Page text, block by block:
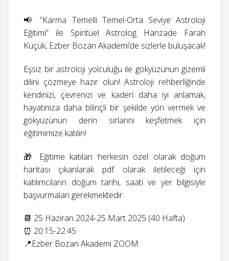
📢 “Karma Temelli Temel-Orta Seviye Astroloji
Eğitimi” ile Spiritüel Astrolog Hanzade Farah
Küçük, Ezber Bozan Akademi’de sizlerle buluşacak!
Eşsiz bir astroloji yolculuğu ile gökyüzünün gizemli
dilini çözmeye hazır olun! Astroloji rehberliğinde
kendinizi, çevrenizi ve kaderi daha iyi anlamak,
hayatınıza daha bilinçli bir şekilde yön vermek ve
gökyüzünün derin sırlarını keşfetmek için
eğitimimize katılın!
🎁 Eğitime katılan herkesin özel olarak doğum
haritası çıkarılarak pdf olarak iletileceği için
katılımcıların doğum tarihi, saati ve yer bilgisiyle
başvurmaları gerekmektedir.
📆 25 Haziran 2024-25 Mart 2025 (40 Hafta)
⏰ 20:15-22:45
📍Ezber Bozan Akademi ZOOM